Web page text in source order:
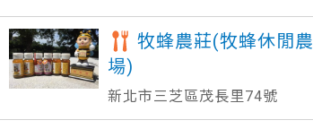
牧蜂農莊(牧蜂休閒農
場)
新北市三芝區茂長里74號